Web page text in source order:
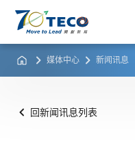
媒体中心 新闻讯息
回新闻讯息列表